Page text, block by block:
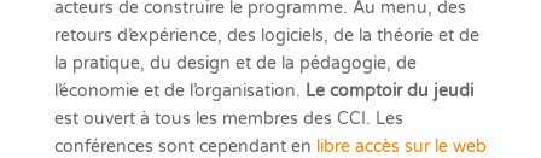
acteurs de construire le programme. Au menu, des
retours d’expérience, des logiciels, de la théorie et de
la pratique, du design et de la pédagogie, de
l’économie et de l’organisation. Le comptoir du jeudi
est ouvert à tous les membres des CCI. Les
conférences sont cependant en libre accès sur le web